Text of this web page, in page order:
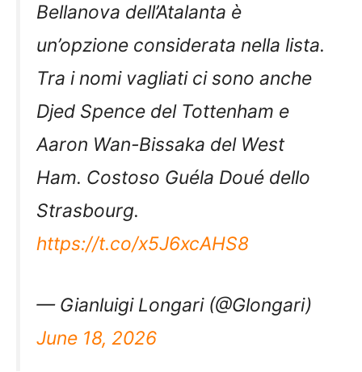
Bellanova dell’Atalanta è
un’opzione considerata nella lista.
Tra i nomi vagliati ci sono anche
Djed Spence del Tottenham e
Aaron Wan-Bissaka del West
Ham. Costoso Guéla Doué dello
Strasbourg.
https://t.co/x5J6xcAHS8
— Gianluigi Longari (@Glongari)
June 18, 2026